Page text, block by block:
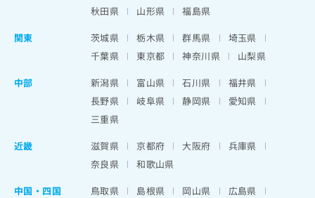
秋田県
山形県
福島県
関東
茨城県 栃木県 群馬県
埼玉県
千葉県
東京都 神奈川県
山梨県
中部
新潟県 富山県 石川県
福井県
長野県
岐阜県 静岡県
愛知県
三重県
近畿
滋賀県 京都府 大阪府
兵庫県
奈良県
和歌山県
中国・四国
鳥取県 島根県 岡山県
広島県